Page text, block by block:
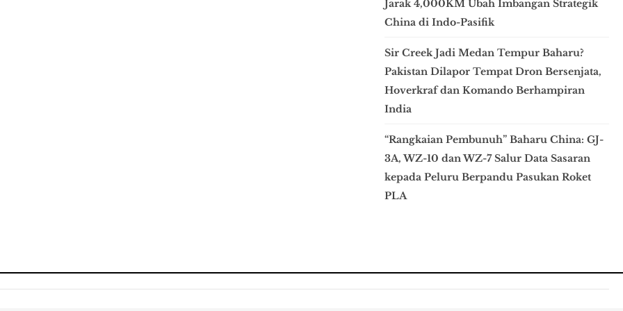
Jarak 4,000KM Ubah Imbangan Strategik
China di Indo-Pasifik
Sir Creek Jadi Medan Tempur Baharu?
Pakistan Dilapor Tempat Dron Bersenjata,
Hoverkraf dan Komando Berhampiran
India
“Rangkaian Pembunuh” Baharu China: GJ-
3A, WZ-10 dan WZ-7 Salur Data Sasaran
kepada Peluru Berpandu Pasukan Roket
PLA